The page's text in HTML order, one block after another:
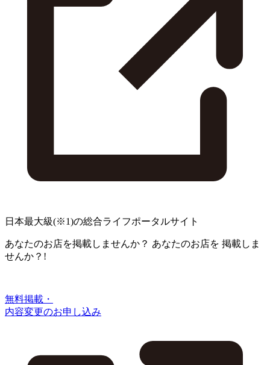
日本最大級(※1)の総合ライフポータルサイト
あなたのお店を掲載しませんか？ あなたのお店を 掲載しま
せんか？!
無料掲載・
内容変更のお申し込み